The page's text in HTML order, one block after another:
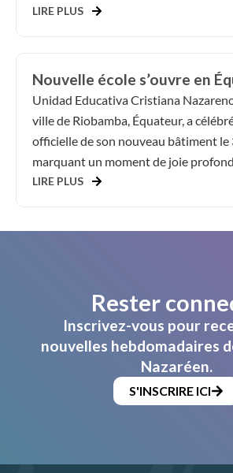
LIRE PLUS
Nouvelle école s’ouvre en
Unidad Educativa Cristiana
ville de Riobamba, Équateur, a
officielle de son nouveau bâtiment le
marquant un moment de joie
LIRE PLUS
Rester
Inscrivez-vous pour
nouvelles hebdomadaires
Nazaréen.
S'INSCRIRE ICI